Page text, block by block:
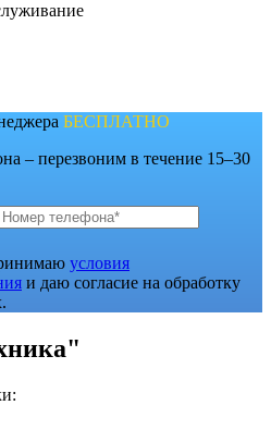
БЕСПЛАТНО
– перезвоним в течение 15–30
условия
и даю согласие на обработку